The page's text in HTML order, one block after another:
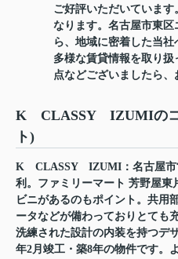
ご好評いただいていま
なります。名古屋市東
ら、地域に密着した当
多様な賃貸情報を取り
点などございましたら、
K CLASSY IZUMIのコ
ト)
K CLASSY IZUMI：名古屋市
利。ファミリーマート 芳野屋東
ビニがあるのもポイント。共用
ータなどが備わっておりとても
洗練された設計の内装を持つデ
年2月竣工・築8年の物件です。